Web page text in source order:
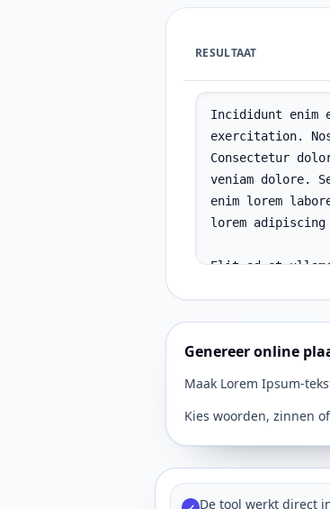
RESULTAAT
Genereer online
Maak Lorem Ipsum-
Kies woorden, zinnen
De tool werkt direct